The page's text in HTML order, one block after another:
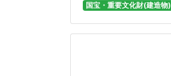
国宝・重要文化財(建造物)